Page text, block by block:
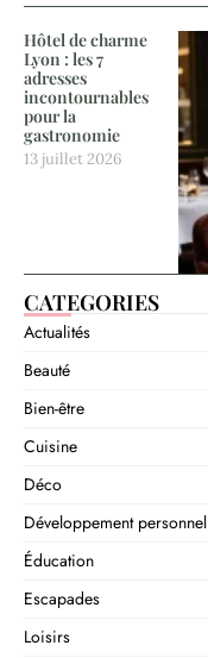
Hôtel de charme
Lyon : les 7
adresses
incontournables
pour la
gastronomie
13 juillet 2026
CATEGORIES
Actualités
Beauté
Bien-être
Cuisine
Déco
Développement personnel
Éducation
Escapades
Loisirs